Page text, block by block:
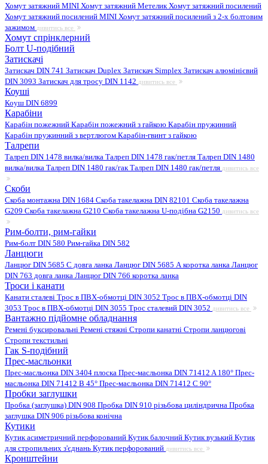
Хомут затяжний MINI Хомут затяжний МетеликХомут затяжний посилений
Хомут затяжний посилений MINI Хомут затяжний посилений з 2-х болтовим
зажимом дивитись все
Хомут спрінклерний
Болт U-подібний
Затискачі
Затискач DIN 741 Затискач Duplex Затискач Simplex Затискач алюмінієвий
DIN 3093 Затискач для тросу DIN 1142 дивитись все
Коуші
Коуш DIN 6899
Карабіни
Карабін пожежний Карабін пожежний з гайкою Карабін пружинний
Карабін пружинний з вертлюгом Карабін-гвинт з гайкою
Талрепи
Талреп DIN 1478 вилка/вилка Талреп DIN 1478 гак/петля Талреп DIN 1480
вилка/вилка Талреп DIN 1480 гак/гакТалреп DIN 1480 гак/петля дивитись все
Скоби
Скоба монтажна DIN 1684 Скоба такелажна DIN 82101 Скоба такелажна
G209 Скоба такелажна G210 Скоба такелажна U-подібна G2150 дивитись все
Рим-болти, рим-гайки
Рим-болт DIN 580 Рим-гайка DIN 582
Ланцюги
Ланцюг DIN 5685 C довга ланка Ланцюг DIN 5685 А коротка ланка Ланцюг
DIN 763 довга ланка Ланцюг DIN 766 коротка ланка
Троси і канати
Канати сталеві Трос в ПВХ-обмотці DIN 3052 Трос в ПВХ-обмотці DIN
3053 Трос в ПВХ-обмотці DIN 3055 Трос сталевий DIN 3052 дивитись все
Вантажно підйомне обладнання
Ремені буксировальні Ремені стяжні Стропи канатні Стропи ланцюгові
Стропи текстильні
Гак S-подібний
Прес-масльонки
Прес-масльонка DIN 3404 плоска Прес-масльонка DIN 71412 A 180° Прес-
масльонка DIN 71412 B 45° Прес-масльонка DIN 71412 C 90°
Пробки заглушки
Пробка (заглушка) DIN 908 Пробка DIN 910 різьбова циліндрична Пробка
заглушка DIN 906 різьбова конічна
Кутики
Кутик асиметричний перфорований Кутик балочний Кутик вузький Кутик
для стропильних з'єднань Кутик перфорований дивитись все
Кронштейни